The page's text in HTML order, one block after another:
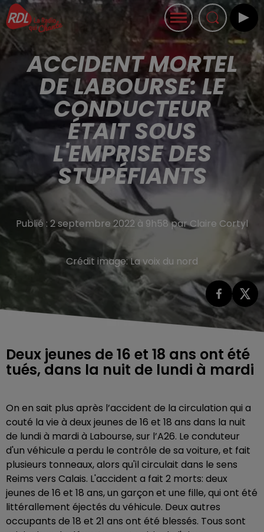
ACCIDENT MORTEL
DE LABOURSE: LE
CONDUCTEUR
ÉTAIT SOUS
L'EMPRISE DES
STUPÉFIANTS
Publié : 2 septembre 2022 à 9h58 par Claire Cortyl
Crédit image:La voix du nord
Deux jeunes de 16 et 18 ans ont été
tués, dans la nuit de lundi à mardi
On en sait plus après l’accident de la circulation qui a
couté la vie à deux jeunes de 16 et 18 ans dans la nuit
de lundi à mardi à Labourse, sur l’A26. Le conduteur
d'un véhicule a perdu le contrôle de sa voiture, et fait
plusieurs tonneaux, alors qu'il circulait dans le sens
Reims vers Calais. L'accident a fait 2 morts: deux
jeunes de 16 et 18 ans, un garçon et une fille, qui ont été
littérallement éjectés du véhicule. Deux autres
occupants de 18 et 21 ans ont été blessés. Tous sont